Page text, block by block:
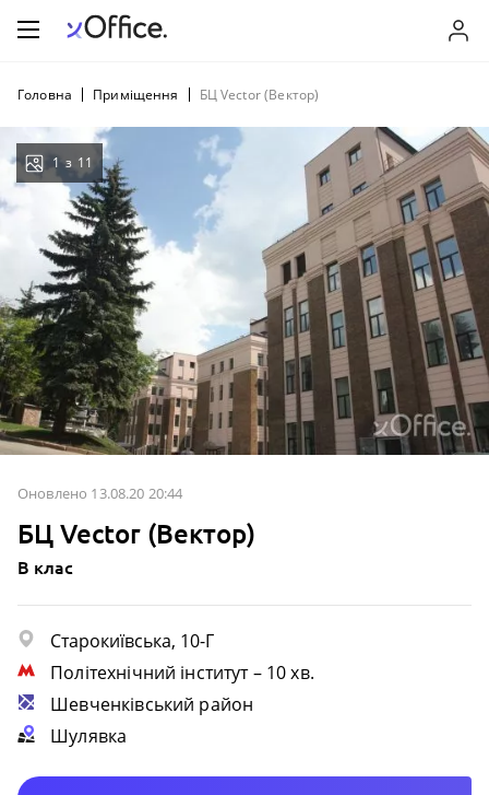
Головна Приміщення БЦ Vector (Вектор)
Оновлено 13.08.20 20:44
БЦ Vector (Вектор)
B клас
Старокиївська, 10-Г
Політехнічний інститут– 10 хв.
Шевченківський район
Шулявка
1 з 11